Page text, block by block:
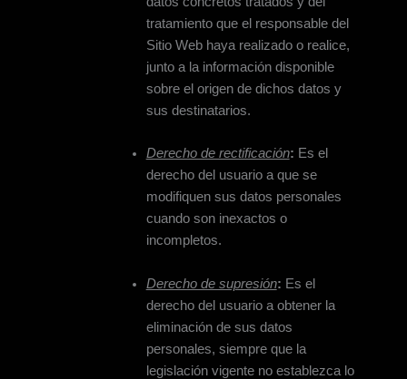
tratamiento que el responsable del
Sitio Web haya realizado o realice,
junto a la información disponible
sobre el origen de dichos datos y
sus destinatarios.
Derecho de rectificación: Es el
derecho del usuario a que se
modifiquen sus datos personales
cuando son inexactos o
incompletos.
Derecho de supresión: Es el
derecho del usuario a obtener la
eliminación de sus datos
personales, siempre que la
legislación vigente no establezca lo